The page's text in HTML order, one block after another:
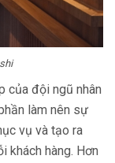
của đội ngũ nhân
làm nên sự
vụ và tạo ra
khách hàng. Hơn